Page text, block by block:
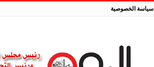
سياسة الخصوصية